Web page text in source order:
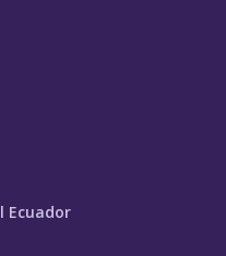
Ecuador